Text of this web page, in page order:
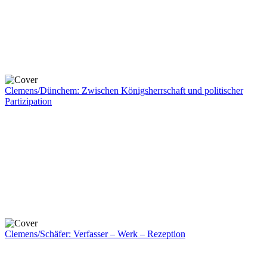
Clemens/Dünchem: Zwischen Königsherrschaft und politischer
Partizipation
Clemens/Schäfer: Verfasser – Werk – Rezeption